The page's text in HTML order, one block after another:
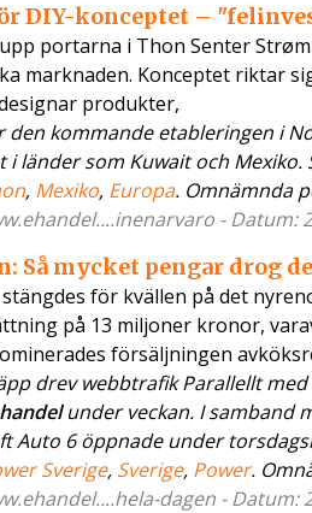
DIY-konceptet –
portarna i Thon Senter
marknaden. Konceptet riktar
produkter,
den kommande etableringen i
i länder som Kuwait och
, Mexiko, Europa. Omnämnda
- Datum:
mycket pengar drog
för kvällen på det
på 13 miljoner kronor,
försäljningen
drev webbtrafik Parallellt
under veckan. I samband
Auto 6 öppnade under
Sverige, Sverige, Power.
dagen - Datum: